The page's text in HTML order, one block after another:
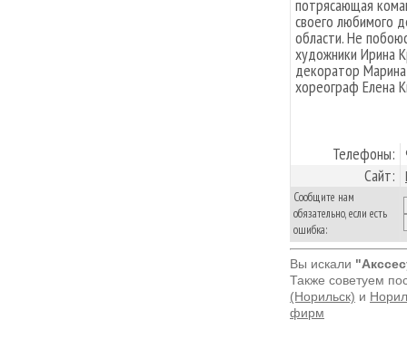
потрясающая
своего любимого
области. Не
художники Ирина
декоратор
хореограф Елена
Телефоны:
Сайт:
Сообщите нам
обязательно, если есть
ошибка:
Вы искали
Также советуем
(Норильск) и
фирм